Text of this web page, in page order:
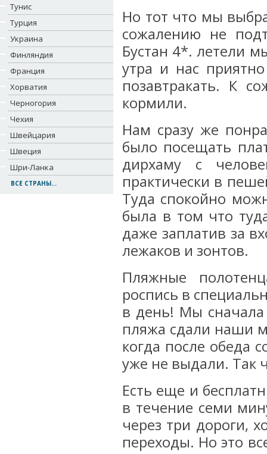
Тунис
Турция
Украина
Финляндия
Франция
Хорватия
Черногория
Чехия
Швейцария
Швеция
Шри-Ланка
ВСЕ СТРАНЫ...
Но тот что мы
сожалению не
Бустан 4*. летели
утра и нас
позавтракать. К
кормили.
Нам сразу же
было посещать
дирхаму с
практически в
Туда спокойно
была в том что
даже заплатив за
лежаков и зонтов.
Пляжные
роспись в
в день! Мы
пляжа сдали наши
когда после обеда
уже не выдали. Так
Есть еще и
в течение семи
через три дороги,
переходы. Но это